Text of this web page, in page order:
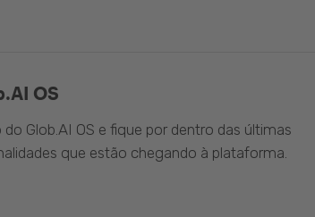
OS
Glob.AI OS e fique por dentro das últimas
que estão chegando à plataforma.